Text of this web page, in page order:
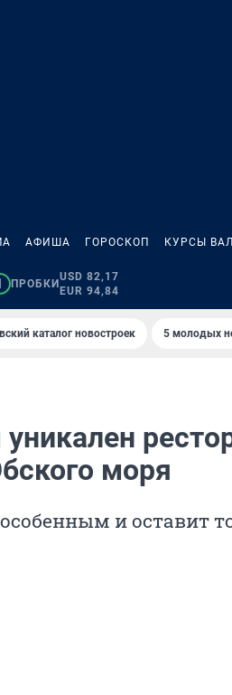
АФИША ГОРОСКОП КУРСЫ
ПРОБКИ
USD 82,17
EUR 94,84
каталог новостроек 5 молодых
моря
и оставит